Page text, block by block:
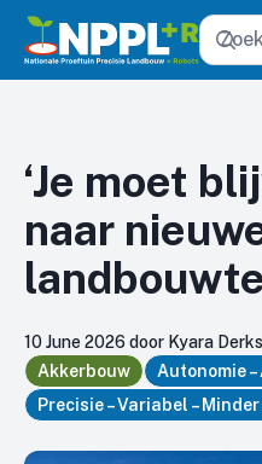
‘Je moet
naar
10 June 2026 door Kyara
Akkerbouw
Autonomie
Precisie – Variabel –